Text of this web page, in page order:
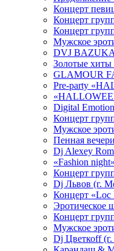
Концерт
Концерт
Концерт
Мужское
DVJ
Золотые хиты
GLAMOUR
Pre-party
Digital
Концерт
Мужское
Пенная
Dj Alexey
«Fashion night»
Концерт
Dj Львов (г.
Концерт «Loc
Эротическое
Концерт
Мужское
Dj Цветкоff